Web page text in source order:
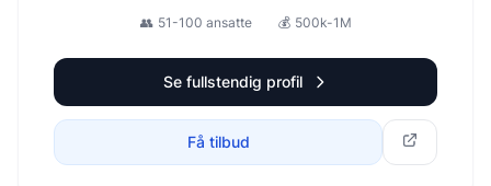
👥 51-100 ansatte 💰 500k-1M
Se fullstendig profil
Få tilbud